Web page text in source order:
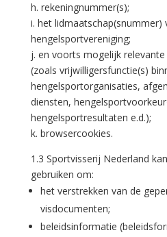
h. rekeningnummer(s);
i. het lidmaatschap(snummer)
hengelsportvereniging;
j. en voorts mogelijk
(zoals vrijwilligersfunctie(s)
hengelsportorganisaties,
diensten,
hengelsportresultaten e.d.);
k. browsercookies.
1.3 Sportvisserij Nederland
gebruiken om:
het verstrekken van de
visdocumenten;
beleidsinformatie